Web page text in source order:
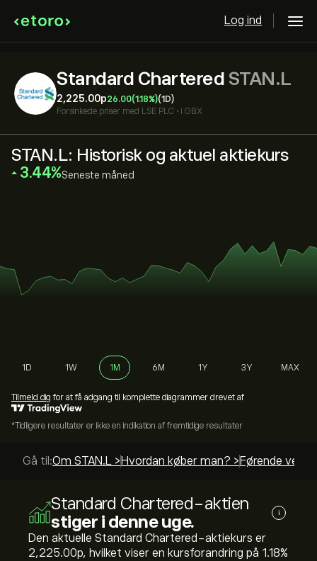
Log ind
Standard Chartered STAN.L
2,225.00‎p‎26.00(1.18%)(1D)
Forsinkede priser med LSE PLC • i GBX
STAN.L: Historisk og aktuel aktiekurs
‎3.44‎ Seneste måned
1D 1W 1M 6M 1Y 3Y MAX
Tilmeld dig for at få adgang til komplette diagrammer drevet af
*Tidligere resultater er ikke en indikation af fremtidige resultater
Gå til:Om STAN.L > Hvordan køber man? > Førende
Standard Chartered-aktien
stiger i denne uge.
i
Den aktuelle Standard Chartered-aktiekurs er
2,225.00‎p‎, hvilket viser en kursforandring på ‎1.18‎%